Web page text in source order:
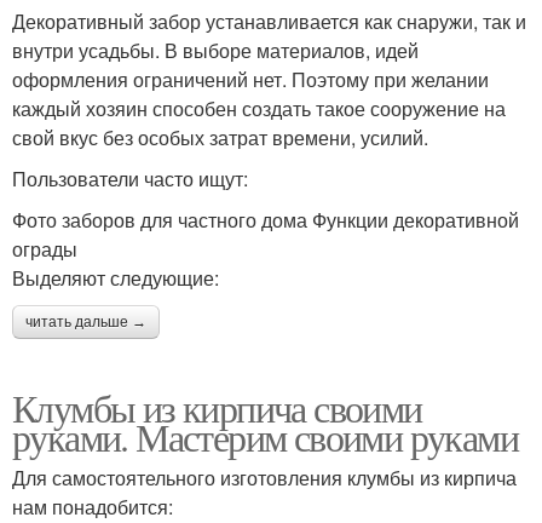
Декоративный забор устанавливается как снаружи, так и
внутри усадьбы. В выборе материалов, идей
оформления ограничений нет. Поэтому при желании
каждый хозяин способен создать такое сооружение на
свой вкус без особых затрат времени, усилий.
Пользователи часто ищут:
Фото заборов для частного дома Функции декоративной
ограды
Выделяют следующие:
читать дальше →
Клумбы из кирпича своими
руками. Мастерим своими руками
Для самостоятельного изготовления клумбы из кирпича
нам понадобится: